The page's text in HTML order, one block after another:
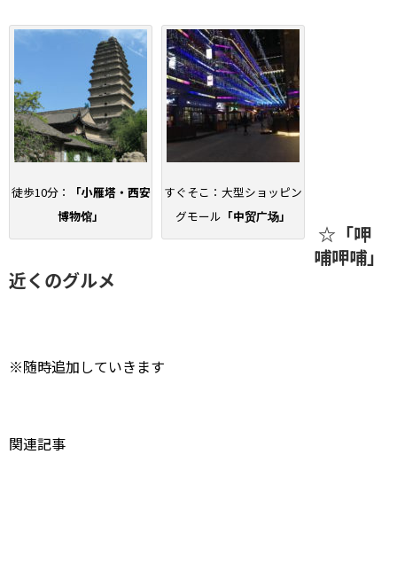
徒歩10分：
「小雁塔・西安
博物馆」
すぐそこ：大型ショッピン
グモール 「中贸广场」
☆「呷
哺呷哺」
近くのグルメ
※随時追加していきます
関連記事